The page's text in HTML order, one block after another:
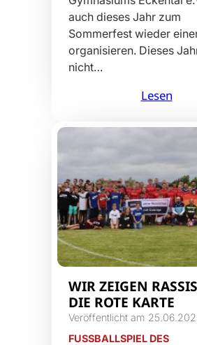
auch dieses Jahr zum
Sommerfest wieder
organisieren. Dieses
nicht…
Lesen
WIR ZEIGEN
DIE ROTE KARTE
Veröffentlicht am
FUSSBALLSPIEL DES A